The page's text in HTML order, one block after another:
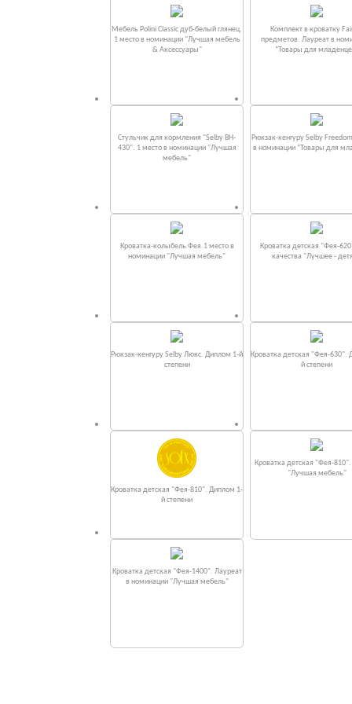
Мебель Polini Classic дуб-белый глянец.
1 место в номинации "Лучшая мебель
& Аксессуары"
Комплект в кроватку
предметов. Лауреат в
“Товары для
Стульчик для кормления "Selby BH-
430". 1 место в номинации "Лучшая
мебель"
Рюкзак-кенгуру Selby
в номинации “Товары для
Кроватка-колыбель Фея.1 место в
номинации "Лучшая мебель"
Кроватка детская "Фея-
качества "Лучшее -
Рюкзак-кенгуру Selby Люкс. Диплом 1-й
степени
Кроватка детская "Фея-630".
й степени
Кроватка детская "Фея-810". Диплом 1-
й степени
Кроватка детская "Фея-
"Лучшая мебель"
Кроватка детская "Фея-1400". Лауреат
в номинации "Лучшая мебель"